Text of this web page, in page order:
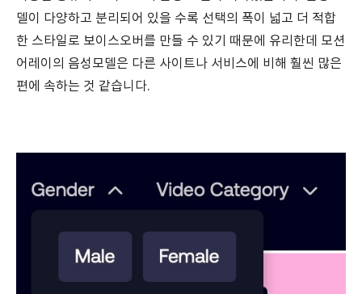
델이 다양하고 분리되어 있을 수록 선택의 폭이 넓고 더 적합
한 스타일로 보이스오버를 만들 수 있기 때문에 유리한데 모션
어레이의 음성모델은 다른 사이트나 서비스에 비해 훨씬 많은
편에 속하는 것 같습니다.